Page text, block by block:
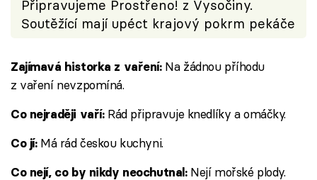
Připravujeme Prostřeno! z Vysočiny.
Soutěžící mají upéct krajový pokrm pekáče
Zajímavá historka z vaření: Na žádnou příhodu
z vaření nevzpomíná.
Co nejraději vaří: Rád připravuje knedlíky a omáčky.
Co jí:Má rád českou kuchyni.
Co nejí, co by nikdy neochutnal: Nejí mořské plody.